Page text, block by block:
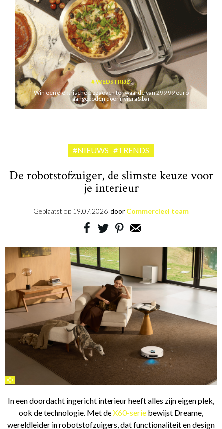
WEDSTRIJD
Win een elektrische pizzaoven ter waarde van 299,99 euro
aangeboden door riviera&bar
#NIEUWS #TRENDS
De robotstofzuiger, de slimste keuze voor
je interieur
Geplaatst op 19.07.2026 door Commercieel team
©
In een doordacht ingericht interieur heeft alles zijn eigen plek,
ook de technologie. Met deX60-serie bewijst Dreame,
wereldleider in robotstofzuigers, dat functionaliteit en design